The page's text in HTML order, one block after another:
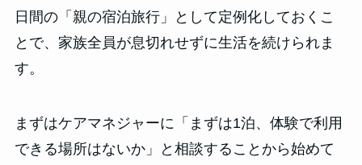
日間の「親の宿泊旅行」として定例化しておくこ
とで、家族全員が息切れせずに生活を続けられま
す。
まずはケアマネジャーに「まずは1泊、体験で利用
できる場所はないか」と相談することから始めて